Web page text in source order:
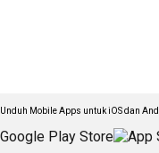
Unduh Mobile Apps untuk iOS dan